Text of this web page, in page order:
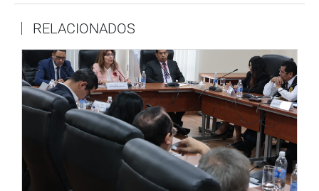
residentes en diferentes partes del mundo.
Despacho del congresista Jorge Zeballos Aponte
RELACIONADOS